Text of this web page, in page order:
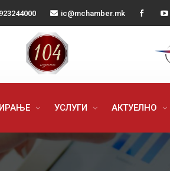
ic@mchamber.mk
УСЛУГИ АКТУЕЛНО